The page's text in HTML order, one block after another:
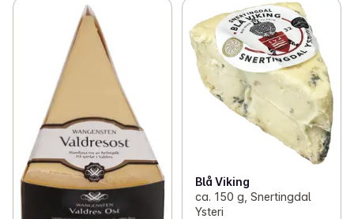
Blå Viking
ca. 150 g, Snertingdal
Ysteri